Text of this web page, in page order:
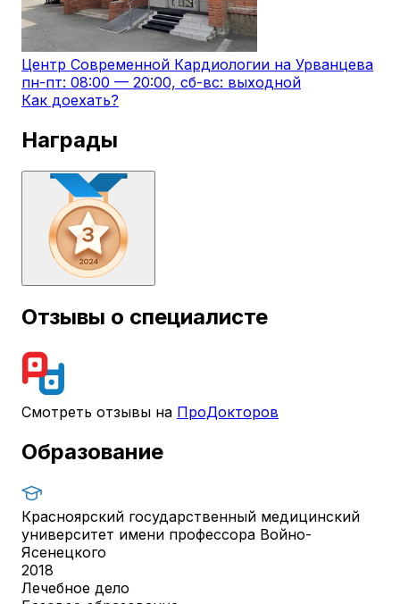
Центр Современной Кардиологии на Урванцева
пн-пт: 08:00 — 20:00, сб-вс: выходной
Как доехать?
Награды
Отзывы о специалисте
Смотреть отзывы на ПроДокторов
Образование
Красноярский государственный медицинский
университет имени профессора Войно-
Ясенецкого
2018
Лечебное дело